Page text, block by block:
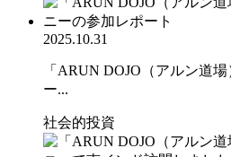
2025.10.31
「ARUN DOJO（アルン道
ー...
社会的投資